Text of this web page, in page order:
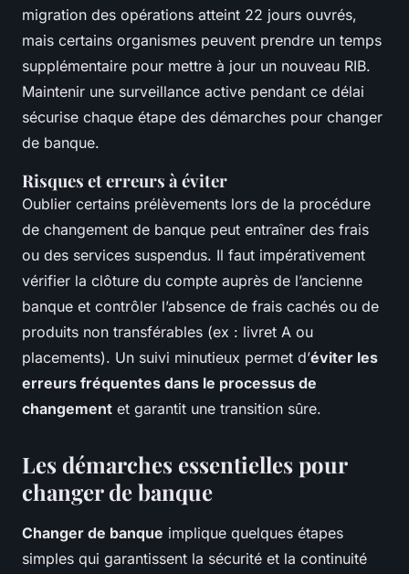
migration des opérations atteint 22 jours ouvrés,
mais certains organismes peuvent prendre un temps
supplémentaire pour mettre à jour un nouveau RIB.
Maintenir une surveillance active pendant ce délai
sécurise chaque étape des démarches pour changer
de banque.
Risques et erreurs à éviter
Oublier certains prélèvements lors de la procédure
de changement de banque peut entraîner des frais
ou des services suspendus. Il faut impérativement
vérifier la clôture du compte auprès de l’ancienne
banque et contrôler l’absence de frais cachés ou de
produits non transférables (ex : livret A ou
placements). Un suivi minutieux permet d’éviter les
erreurs fréquentes dans le processus de
changement et garantit une transition sûre.
Les démarches essentielles pour
changer de banque
Changer de banque implique quelques étapes
simples qui garantissent la sécurité et la continuité